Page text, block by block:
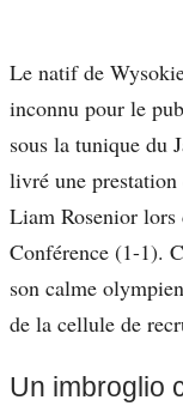
Le natif de
inconnu pour le
sous la tunique du
livré une
Liam Rosenior lors
Conférence (1-1).
son calme
de la cellule de
Un imbroglio